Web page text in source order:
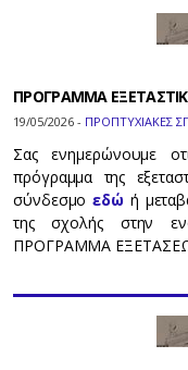
ΠΡΟΓΡΑΜΜΑ
19/05/2026 - ΠΡΟΠΤΥΧΙΑΚΕΣ
Σας ενημερώνουμε
πρόγραμμα της
σύνδεσμοεδώ ή
της σχολής στην
ΠΡΟΓΡΑΜΜΑ